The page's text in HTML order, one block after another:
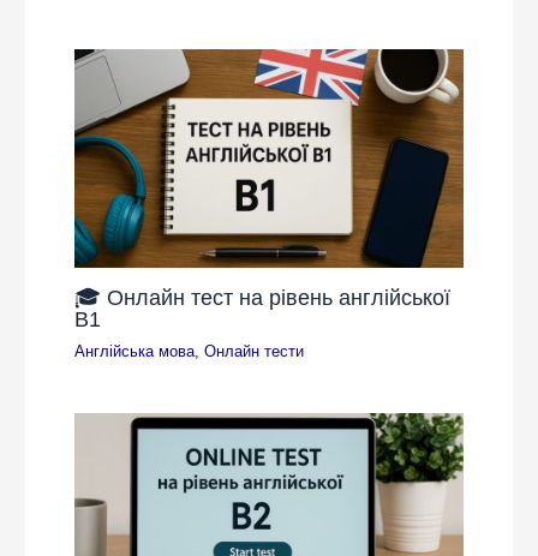
🎓 Онлайн тест на рівень англійської
B1
Англійська мова,Онлайн тести